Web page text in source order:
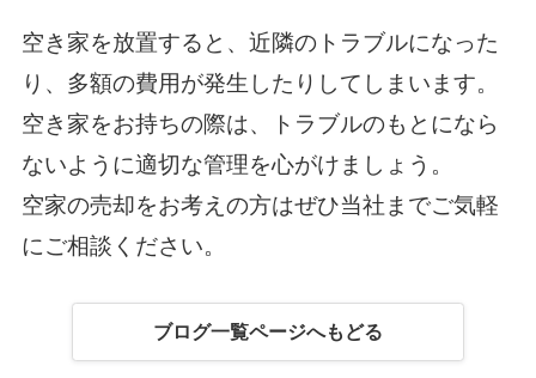
空き家を放置すると、近隣のトラブルになった
り、多額の費用が発生したりしてしまいます。
空き家をお持ちの際は、トラブルのもとになら
ないように適切な管理を心がけましょう。
空家の売却をお考えの方はぜひ当社までご気軽
にご相談ください。
ブログ一覧ページへもどる